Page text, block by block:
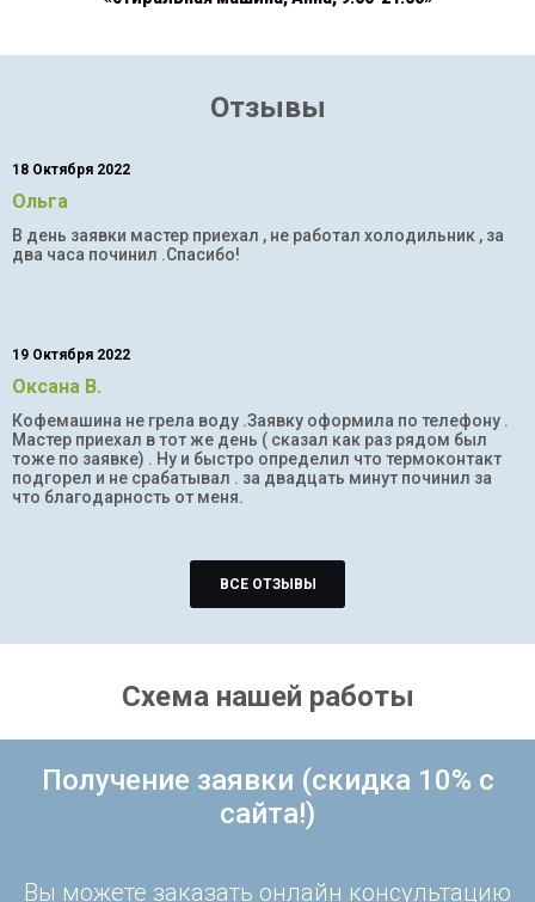
Отзывы
18 Октября 2022
Ольга
В день заявки мастер приехал , не работал холодильник , за
два часа починил .Спасибо!
19 Октября 2022
Оксана В.
Кофемашина не грела воду .Заявку оформила по телефону .
Мастер приехал в тот же день ( сказал как раз рядом был
тоже по заявке) . Ну и быстро определил что термоконтакт
подгорел и не срабатывал . за двадцать минут починил за
что благодарность от меня.
ВСЕ ОТЗЫВЫ
Схема нашей работы
Получение заявки (скидка 10% с
сайта!)
Вы можете заказать онлайн консультацию